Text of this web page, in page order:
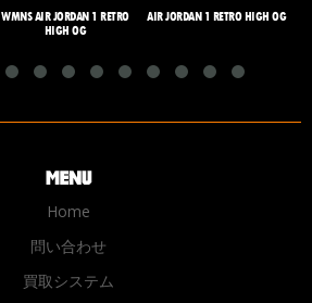
WMNS AIR JORDAN 1 RETRO
HIGH OG
AIR JORDAN 1 RETRO HIGH OG
Home
問い合わせ
買取システム